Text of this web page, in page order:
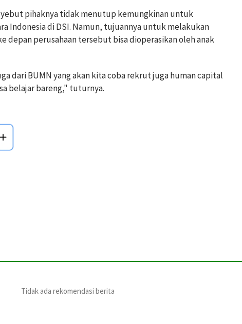
pihaknya tidak menutup kemungkinan untuk
Indonesia di DSI. Namun, tujuannya untuk melakukan
depan perusahaan tersebut bisa dioperasikan oleh anak
dari BUMN yang akan kita coba rekrut juga human capital
belajar bareng," tuturnya.
Tidak ada rekomendasi berita